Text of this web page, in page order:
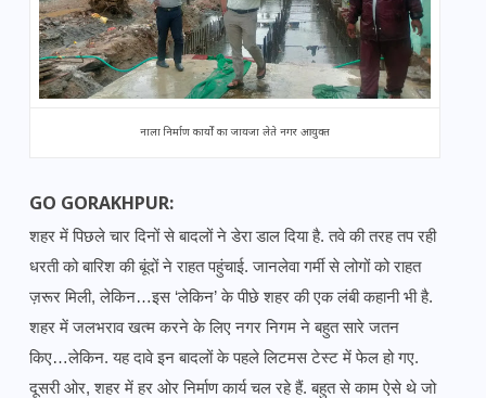
नाला निर्माण कार्यों का जायजा लेते नगर आयुक्त
GO GORAKHPUR:
शहर में पिछले चार दिनों से बादलों ने डेरा डाल दिया है. तवे की तरह तप रही
धरती को बारिश की बूंदों ने राहत पहुंचाई. जानलेवा गर्मी से लोगों को राहत
ज़रूर मिली, लेकिन…इस ‘लेकिन’ के पीछे शहर की एक लंबी कहानी भी है.
शहर में जलभराव खत्म करने के लिए नगर निगम ने बहुत सारे जतन
किए…लेकिन. यह दावे इन बादलों के पहले लिटमस टेस्ट में फेल हो गए.
दूसरी ओर, शहर में हर ओर निर्माण कार्य चल रहे हैं. बहुत से काम ऐसे थे जो